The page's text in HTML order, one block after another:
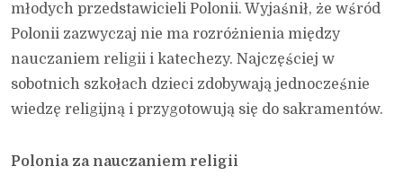
młodych przedstawicieli Polonii. Wyjaśnił, że wśród
Polonii zazwyczaj nie ma rozróżnienia między
nauczaniem religii i katechezy. Najczęściej w
sobotnich szkołach dzieci zdobywają jednocześnie
wiedzę religijną i przygotowują się do sakramentów.
Polonia za nauczaniem religii